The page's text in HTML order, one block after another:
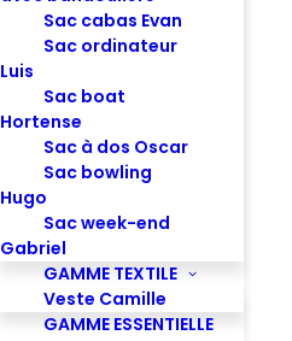
Sac cabas Evan
Sac ordinateur
Luis
Sac boat
Hortense
Sac à dos Oscar
Sac bowling
Hugo
Sac week-end
Gabriel
GAMME TEXTILE
Veste Camille
GAMME ESSENTIELLE
ACCÈS RAPIDES
Éthique
Blog
FAQ
INFOS RÉGLEMENTAIRES
Politique de confidentialité
Conditions générales de vente